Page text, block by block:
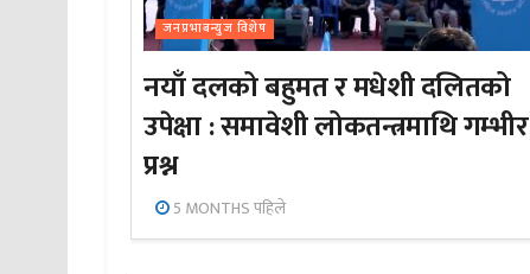
जनप्रभाबन्युज विशेष
नयाँ दलको बहुमत र मधेशी दलितको
उपेक्षा : समावेशी लोकतन्त्रमाथि गम्भीर
प्रश्न
5 MONTHS पहिले